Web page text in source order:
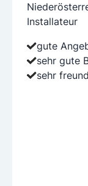
Installateur
gute
sehr gute
sehr